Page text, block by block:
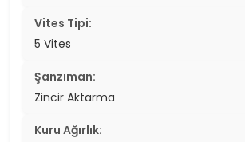
Vites Tipi:
5 Vites
Şanzıman:
Zincir Aktarma
Kuru Ağırlık: